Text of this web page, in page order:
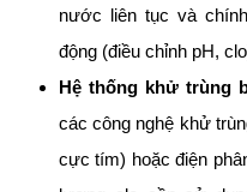
nước liên tục và
động (điều chỉnh pH,
Hệ thống khử trùng
các công nghệ khử
cực tím) hoặc điện